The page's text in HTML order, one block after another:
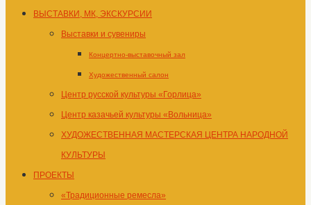
ВЫСТАВКИ, МК, ЭКСКУРСИИ
Выставки и сувениры
Концертно-выставочный зал
Художественный салон
Центр русской культуры «Горлица»
Центр казачьей культуры «Вольница»
ХУДОЖЕСТВЕННАЯ МАСТЕРСКАЯ ЦЕНТРА НАРОДНОЙ
КУЛЬТУРЫ
ПРОЕКТЫ
«Традиционные ремесла»